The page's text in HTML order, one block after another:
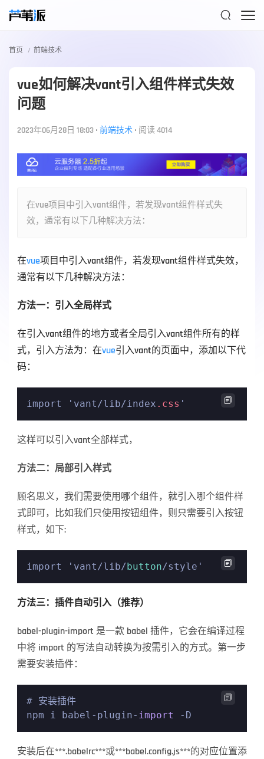

首页 前端技术
vue如何解决vant引入组件样式失效
问题
2023年06月28日 18:03 • 前端技术 • 阅读 4014
在vue项目中引入vant组件，若发现vant组件样式失
效，通常有以下几种解决方法：
在vue项目中引入vant组件，若发现vant组件样式失效，
通常有以下几种解决方法：
方法一：引入全局样式
在引入vant组件的地方或者全局引入vant组件所有的样
式，引入方法为：在vue引入vant的页面中，添加以下代
码：
import 'vant/lib/index .css 
这样可以引入vant全部样式，
方法二：局部引入样式
顾名思义，我们需要使用哪个组件，就引入哪个组件样
式即可，比如我们只使用按钮组件，则只需要引入按钮
样式，如下:
import 'vant/lib/button 
方法三：插件自动引入（推荐）
babel-plugin-import 是一款 babel 插件，它会在编译过程
中将 import 的写法自动转换为按需引入的方式。第一步
需要安装插件：
# 安装插件
npm i babel-plugin- import

安装后在***.babelrc***或***babel.config.js***的对应位置添